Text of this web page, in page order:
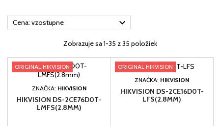
Cena: vzostupne 
Zobrazuje sa 1-35 z 35 položiek
ORIGINAL HIKVISION
ZNAČKA: HIKVISION
HIKVISION DS-2CE76D0T-
LMFS(2.8MM)
ORIGINAL HIKVISION
ZNAČKA: HIKVISION
HIKVISION DS-2CE16D0T-
LFS(2.8MM)